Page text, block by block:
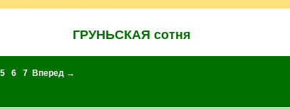
ГРУНЬСКАЯ сотня
5 6 7
Вперед →